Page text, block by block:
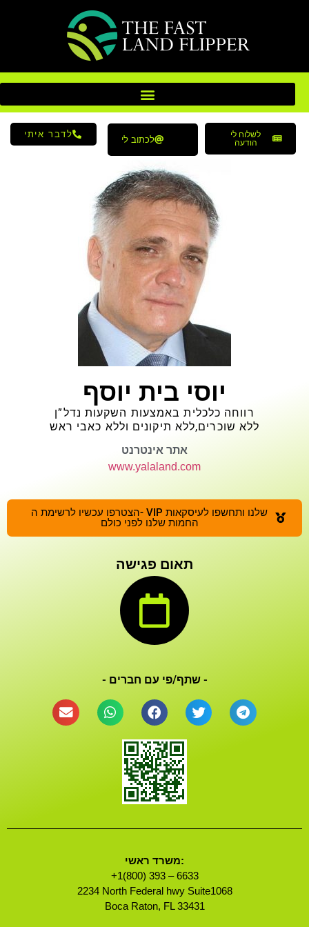
לדבר איתי
לכתוב לי
לשלוח לי
הודעה
יוסי בית יוסף
רווחה כלכלית באמצעות השקעות נדל”ן
ללא שוכרים,ללא תיקונים וללא כאבי ראש
אתר אינטרנט
www.yalaland.com
הצטרפו עכשיו לרשימת ה- VIP שלנו ותחשפו לעיסקאות
החמות שלנו לפני כולם
תאום פגישה
- שתף/פי עם חברים -
משרד ראשי:
+1(800) 393 – 6633
2234 North Federal hwy Suite1068
Boca Raton, FL 33431